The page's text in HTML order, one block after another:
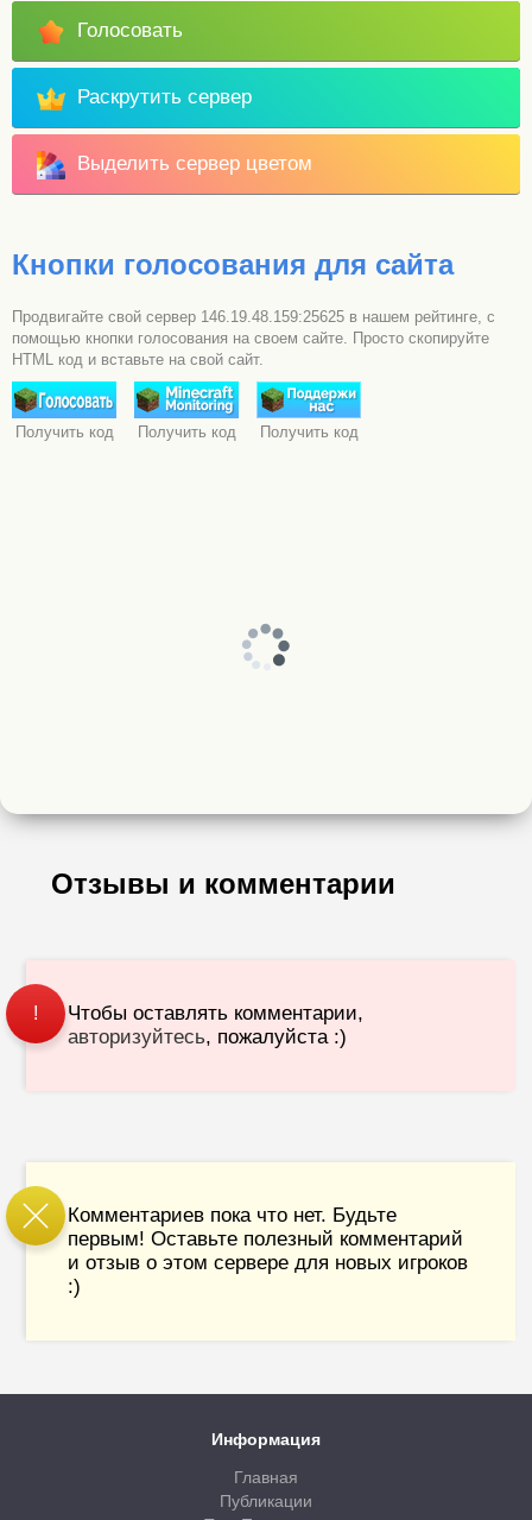
Голосовать
Раскрутить сервер
Выделить сервер цветом
Кнопки голосования для сайта
Продвигайте свой сервер 146.19.48.159:25625 в нашем рейтинге, с
помощью кнопки голосования на своем сайте. Просто скопируйте
HTML код и вставьте на свой сайт.
Получить код Получить код Получить код
Отзывы и комментарии
!
Чтобы оставлять комментарии,
авторизуйтесь, пожалуйста :)
Комментариев пока что нет. Будьте
первым! Оставьте полезный комментарий
и отзыв о этом сервере для новых игроков
:)
Информация
Главная
Публикации